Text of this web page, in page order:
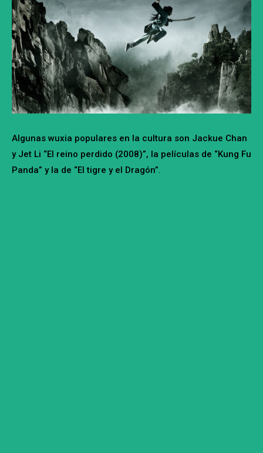
Algunas wuxia populares en la cultura son Jackue Chan
y Jet Li “El reino perdido (2008)”, la películas de “Kung Fu
Panda” y la de “El tigre y el Dragón”.